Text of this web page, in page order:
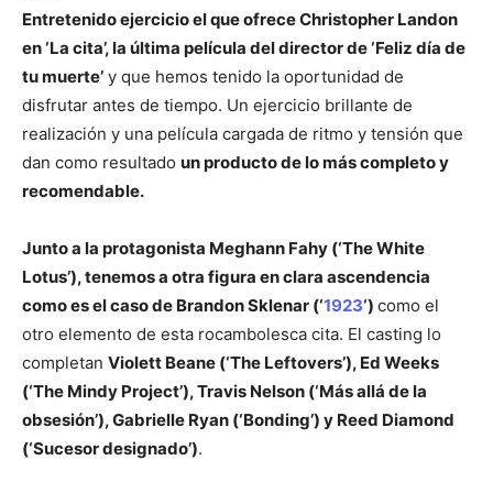
Entretenido ejercicio el que ofrece Christopher Landon
en ‘La cita’, la última película del director de ‘Feliz día de
tu muerte’ y que hemos tenido la oportunidad de
disfrutar antes de tiempo. Un ejercicio brillante de
realización y una película cargada de ritmo y tensión que
dan como resultado un producto de lo más completo y
recomendable.
Junto a la protagonista Meghann Fahy (‘The White
Lotus’), tenemos a otra figura en clara ascendencia
como es el caso de Brandon Sklenar (‘1923‘) como el
otro elemento de esta rocambolesca cita. El casting lo
completan Violett Beane (‘The Leftovers’), Ed Weeks
(‘The Mindy Project’), Travis Nelson (‘Más allá de la
obsesión’), Gabrielle Ryan (‘Bonding’) y Reed Diamond
(‘Sucesor designado’).